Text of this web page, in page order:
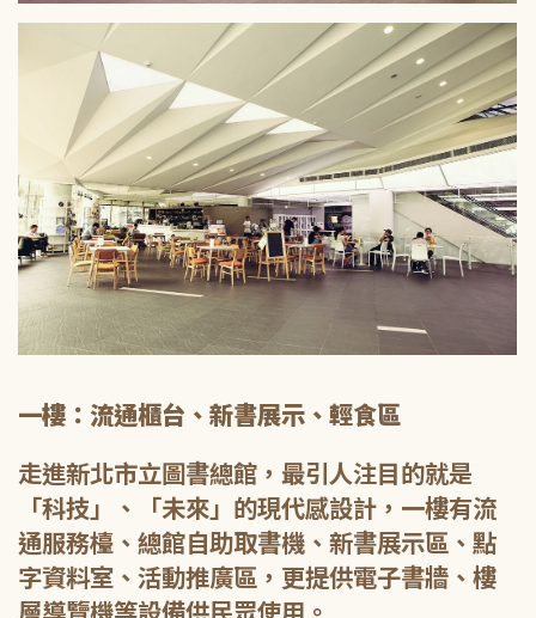
一樓：流通櫃台、新書展示、輕食區
走進新北市立圖書總館，最引人注目的就是
「科技」、「未來」的現代感設計，一樓有流
通服務檯、總館自助取書機、新書展示區、點
字資料室、活動推廣區，更提供電子書牆、樓